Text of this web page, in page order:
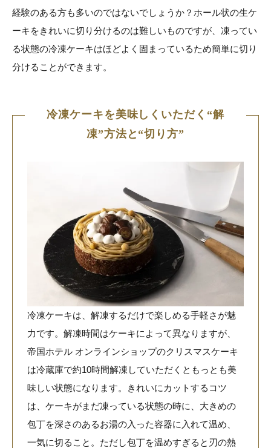
経験のある方も多いのではないでしょうか？ホール状の生ケ
ーキをきれいに切り分けるのは難しいものですが、凍ってい
る状態の冷凍ケーキはほどよく固まっているため簡単に切り
分けることができます。
冷凍ケーキを美味しくいただく“解
凍”方法と“切り方”
冷凍ケーキは、解凍するだけで楽しめる手軽さが魅
力です。解凍時間はケーキによって異なりますが、
帝国ホテル オンラインショップのクリスマスケーキ
は冷蔵庫で約10時間解凍していただくともっとも美
味しい状態になります。きれいにカットするコツ
は、ケーキがまだ凍っている状態の時に、大きめの
包丁を深さのあるお湯の入った容器に入れて温め、
一気に切ること。ただし包丁を温めすぎると刃の熱